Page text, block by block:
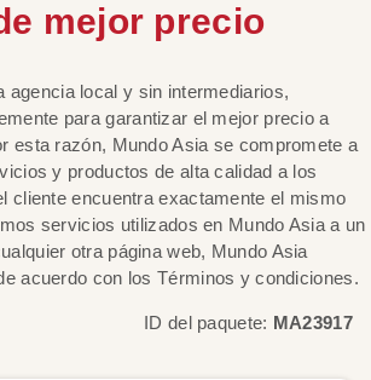
mejor precio
agencia local y sin intermediarios,
para garantizar el mejor precio a
esta razón, Mundo Asia se compromete a
y productos de alta calidad a los
cliente encuentra exactamente el mismo
servicios utilizados en Mundo Asia a un
otra página web, Mundo Asia
acuerdo con los Términos y condiciones.
ID del paquete: MA23917